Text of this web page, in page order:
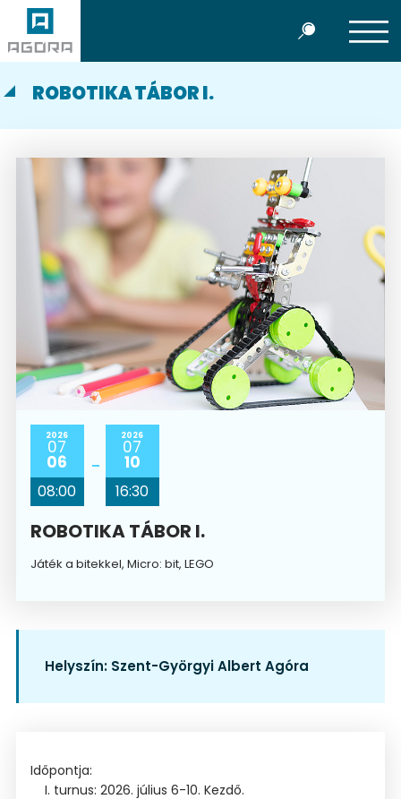
ROBOTIKA TÁBOR I.
2026
07
06
08:00
2026
07
10
16:30
ROBOTIKA TÁBOR I.
Játék a bitekkel, Micro: bit, LEGO
Helyszín: Szent-Györgyi Albert Agóra
Időpontja:
I. turnus: 2026. július 6-10. Kezdő.